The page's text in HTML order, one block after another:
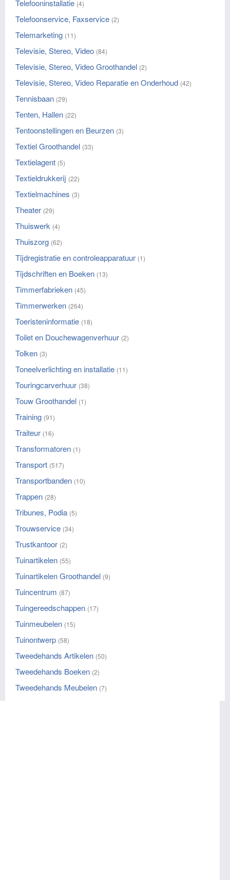
Telefooninstallatie (4)
Telefoonservice, Faxservice (2)
Telemarketing (11)
Televisie, Stereo, Video (84)
Televisie, Stereo, Video Groothandel (2)
Televisie, Stereo, Video Reparatie en Onderhoud (42)
Tennisbaan (29)
Tenten, Hallen (22)
Tentoonstellingen en Beurzen (3)
Textiel Groothandel (33)
Textielagent (5)
Textieldrukkerij (22)
Textielmachines (3)
Theater (29)
Thuiswerk (4)
Thuiszorg (62)
Tijdregistratie en controleapparatuur (1)
Tijdschriften en Boeken (13)
Timmerfabrieken (45)
Timmerwerken (264)
Toeristeninformatie (18)
Toilet en Douchewagenverhuur (2)
Tolken (3)
Toneelverlichting en installatie (11)
Touringcarverhuur (38)
Touw Groothandel (1)
Training (91)
Traiteur (16)
Transformatoren (1)
Transport (517)
Transportbanden (10)
Trappen (28)
Tribunes, Podia (5)
Trouwservice (34)
Trustkantoor (2)
Tuinartikelen (55)
Tuinartikelen Groothandel (9)
Tuincentrum (87)
Tuingereedschappen (17)
Tuinmeubelen (15)
Tuinontwerp (58)
Tweedehands Artikelen (50)
Tweedehands Boeken (2)
Tweedehands Meubelen (7)